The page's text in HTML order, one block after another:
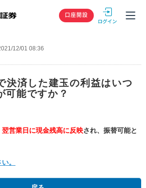
GMOクリック
口座開設
12/01 08:36
決済した建玉の利益はいつ
可能ですか？
翌営業日に現金残高に反映され、振替可能と
。